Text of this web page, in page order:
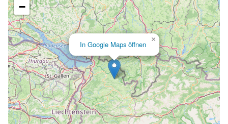
In Google Maps öffnen
×
−